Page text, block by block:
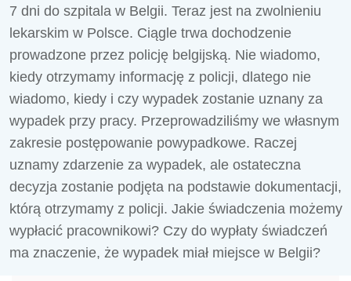
7 dni do szpitala w Belgii. Teraz jest na zwolnieniu
lekarskim w Polsce. Ciągle trwa dochodzenie
prowadzone przez policję belgijską. Nie wiadomo,
kiedy otrzymamy informację z policji, dlatego nie
wiadomo, kiedy i czy wypadek zostanie uznany za
wypadek przy pracy. Przeprowadziliśmy we własnym
zakresie postępowanie powypadkowe. Raczej
uznamy zdarzenie za wypadek, ale ostateczna
decyzja zostanie podjęta na podstawie dokumentacji,
którą otrzymamy z policji. Jakie świadczenia możemy
wypłacić pracownikowi? Czy do wypłaty świadczeń
ma znaczenie, że wypadek miał miejsce w Belgii?